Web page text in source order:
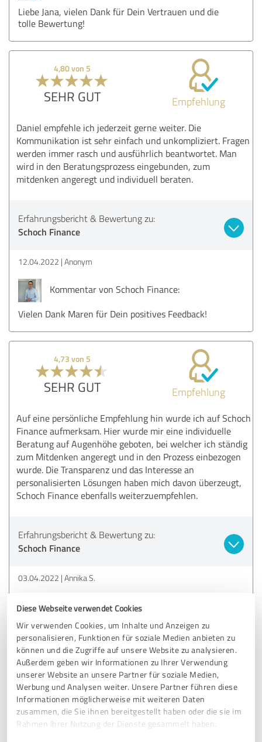
Diese Webseite verwendet Cookies
Wir verwenden Cookies, um Inhalte und Anzeigen zu
personalisieren, Funktionen für soziale Medien anbieten zu
können und die Zugriffe auf unsere Website zu analysieren.
Außerdem geben wir Informationen zu Ihrer Verwendung
unserer Website an unsere Partner für soziale Medien,
Werbung und Analysen weiter. Unsere Partner führen diese
Informationen möglicherweise mit weiteren Daten
zusammen, die Sie ihnen bereitgestellt haben oder die sie im
Rahmen Ihrer Nutzung der Dienste gesammelt haben.
Liebe Jana, vielen Dank für Dein Vertrauen und die
tolle Bewertung!
4,80 von 5
SEHR GUT Empfehlung
Daniel empfehle ich jederzeit gerne weiter. Die
Kommunikation ist sehr einfach und unkompliziert. Fragen
werden immer rasch und ausführlich beantwortet. Man
wird in den Beratungsprozess eingebunden, zum
mitdenken angeregt und individuell beraten.
Erfahrungsbericht & Bewertung zu:
Schoch Finance
12.04.2022 Anonym
Kommentar von Schoch Finance:
Vielen Dank Maren für Dein positives Feedback!
4,73 von 5
SEHR GUT Empfehlung
Auf eine persönliche Empfehlung hin wurde ich auf Schoch
Finance aufmerksam. Hier wurde mir eine individuelle
Beratung auf Augenhöhe geboten, bei welcher ich ständig
zum Mitdenken angeregt und in den Prozess einbezogen
wurde. Die Transparenz und das Interesse an
personalisierten Lösungen haben mich davon überzeugt,
Schoch Finance ebenfalls weiterzuempfehlen.
Erfahrungsbericht & Bewertung zu:
Schoch Finance
03.04.2022 Annika S.
Kommentar von Schoch Finance:
Vielen Dank für die rundum positive Rückmeldung,
liebe Annika.
4,73 von 5
SEHR GUT Empfehlung